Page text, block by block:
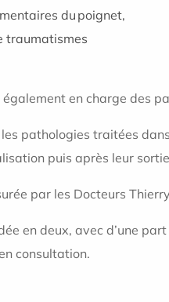
du poignet,
traumatismes
en charge des
pathologies traitées
puis après leur
par les Docteurs
en deux, avec d’une
consultation.